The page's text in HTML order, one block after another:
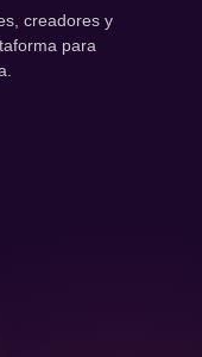
creadores y
para